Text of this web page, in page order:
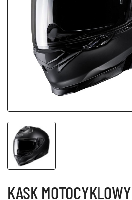
KASK